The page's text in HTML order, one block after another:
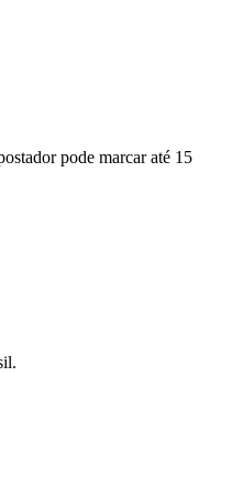
pode marcar até 15